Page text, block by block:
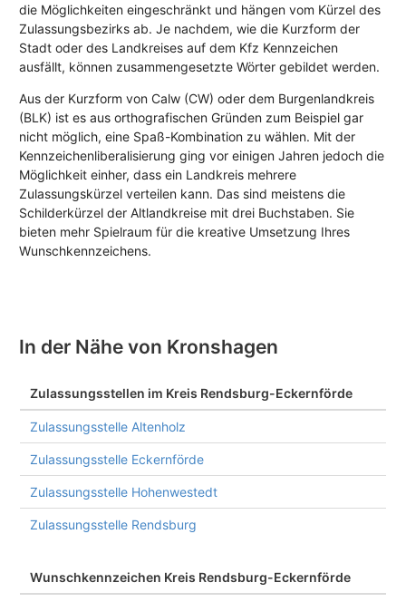
die Möglichkeiten eingeschränkt und hängen vom Kürzel des
Zulassungsbezirks ab. Je nachdem, wie die Kurzform der
Stadt oder des Landkreises auf dem Kfz Kennzeichen
ausfällt, können zusammengesetzte Wörter gebildet werden.
Aus der Kurzform von Calw (CW) oder dem Burgenlandkreis
(BLK) ist es aus orthografischen Gründen zum Beispiel gar
nicht möglich, eine Spaß-Kombination zu wählen. Mit der
Kennzeichenliberalisierung ging vor einigen Jahren jedoch die
Möglichkeit einher, dass ein Landkreis mehrere
Zulassungskürzel verteilen kann. Das sind meistens die
Schilderkürzel der Altlandkreise mit drei Buchstaben. Sie
bieten mehr Spielraum für die kreative Umsetzung Ihres
Wunschkennzeichens.
In der Nähe von Kronshagen
Zulassungsstellen im Kreis Rendsburg-Eckernförde
Zulassungsstelle Altenholz
Zulassungsstelle Eckernförde
Zulassungsstelle Hohenwestedt
Zulassungsstelle Rendsburg
Wunschkennzeichen Kreis Rendsburg-Eckernförde